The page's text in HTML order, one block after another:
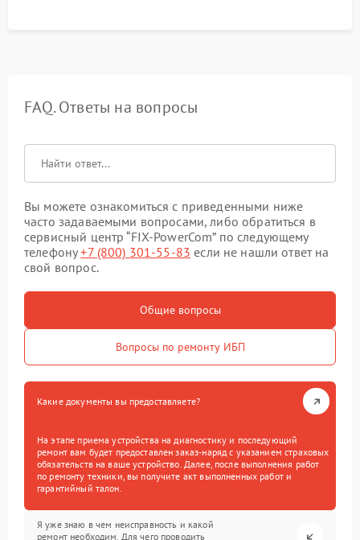
FAQ. Ответы на вопросы
Вы можете ознакомиться с приведенными ниже
часто задаваемыми вопросами, либо обратиться в
сервисный центр “FIX-PowerCom” по следующему
телефону+7 (800) 301-55-83 если не нашли ответ на
свой вопрос.
Общие вопросы
Вопросы по ремонту ИБП
Какие документы вы предоставляете?
На этапе приема устройства на диагностику и последующий
ремонт вам будет предоставлен заказ-наряд с указанием страховых
обязательств на ваше устройство. Далее, после выполнения работ
по ремонту техники, вы получите акт выполненных работ и
гарантийный талон.
Я уже знаю в чем неисправность и какой
ремонт необходим. Для чего проводить